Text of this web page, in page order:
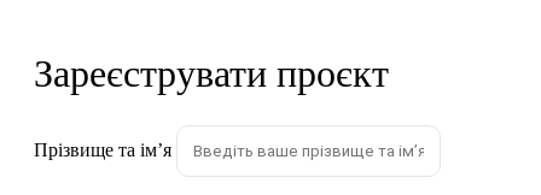
Зареєструвати проєкт
Прізвище та імʼя